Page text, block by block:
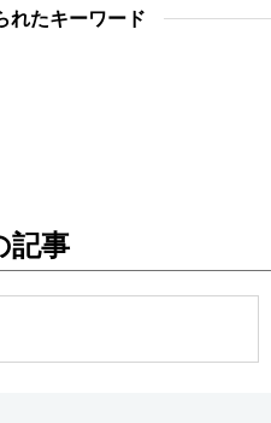
れたキーワード
記事